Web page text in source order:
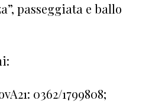
passeggiata e ballo
0362/1799808;